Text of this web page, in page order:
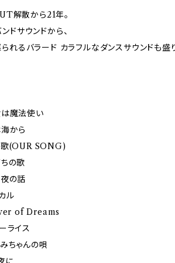
解散から21年。
ドサウンドから、
れるバラード カラフルなダンスサウンドも盛
魔法使い
から
(OUR SONG)
の歌
の話
ル
of Dreams
ライス
ちゃんの唄